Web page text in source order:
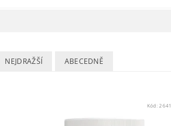
NEJDRAŽŠÍ ABECEDNĚ
Kód: